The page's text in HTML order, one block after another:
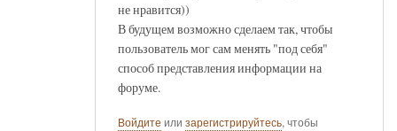
не нравится))
В будущем возможно сделаем так, чтобы
пользователь мог сам менять "под себя"
способ представления информации на
форуме.
Войдите или зарегистрируйтесь, чтобы